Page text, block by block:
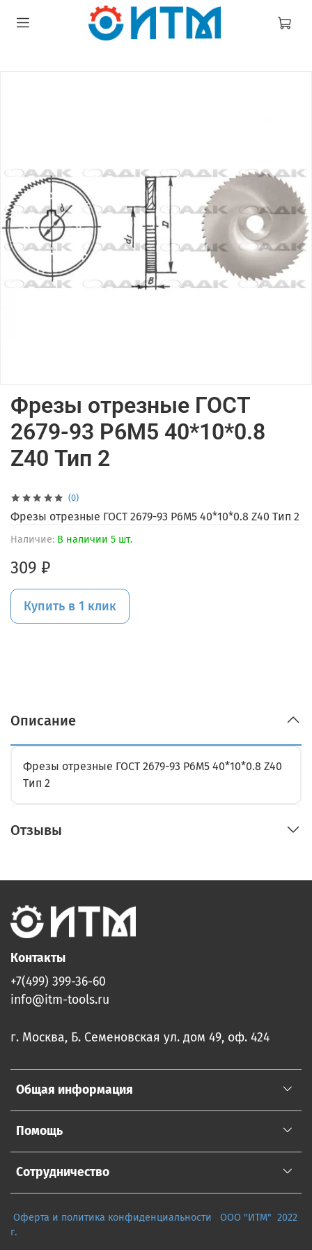
(0)
Наличие: В наличии 5 шт.
Фрезы отрезные ГОСТ
2679-93 Р6М5 40*10*0.8
Z40 Тип 2
309 ₽
Купить в 1 клик
Фрезы отрезные ГОСТ 2679-93 Р6М5 40*10*0.8 Z40 Тип 2
Описание
Фрезы отрезные ГОСТ 2679-93 Р6М5 40*10*0.8 Z40
Тип 2
Отзывы
Общая информация
Помощь
Сотрудничество
Контакты
+7(499) 399-36-60
info@itm-tools.ru
г. Москва, Б. Семеновская ул. дом 49, оф. 424
Оферта и политика конфиденциальности
ООО "ИТМ" 2022
г.